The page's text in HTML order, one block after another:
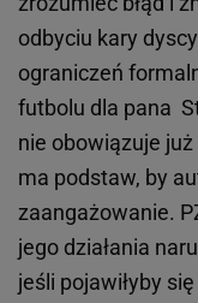
odbyciu kary
ograniczeń
futbolu dla pana
nie obowiązuje już
ma podstaw, by
zaangażowanie.
jego działania
jeśli pojawiłyby